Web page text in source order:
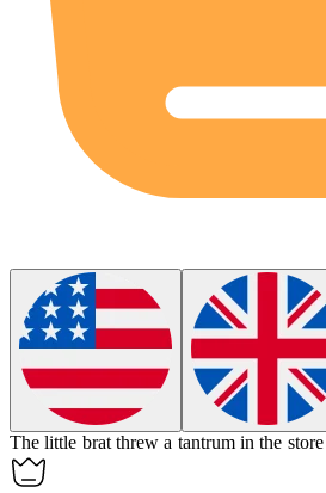
The little brat threw a tantrum in the